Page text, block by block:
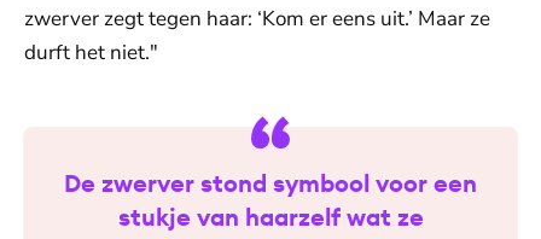
zwerver zegt tegen haar: ‘Kom er eens uit.’ Maar ze
durft het niet."
De zwerver stond symbool voor een
stukje van haarzelf wat ze